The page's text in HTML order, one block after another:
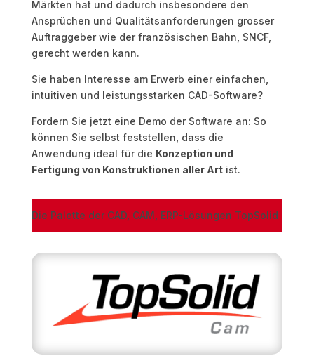
Märkten hat und dadurch insbesondere den
Ansprüchen und Qualitätsanforderungen grosser
Auftraggeber wie der französischen Bahn, SNCF,
gerecht werden kann.
Sie haben Interesse am Erwerb einer einfachen,
intuitiven und leistungsstarken CAD-Software?
Fordern Sie jetzt eine Demo der Software an: So
können Sie selbst feststellen, dass die
Anwendung ideal für die Konzeption und
Fertigung von Konstruktionen aller Artist.
Die Palette der CAD, CAM, ERP-Lösungen TopSolid